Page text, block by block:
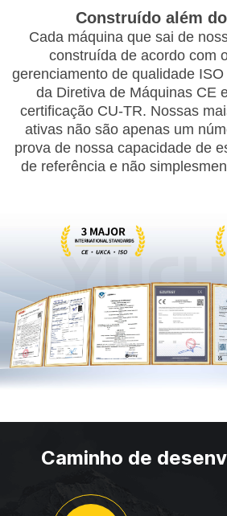
Construído além
Cada máquina que sai de
construída de acordo com
gerenciamento de qualidade
da Diretiva de Máquinas CE
certificação CU-TR. Nossas
ativas não são apenas um
prova de nossa capacidade de
de referência e não
Caminho de